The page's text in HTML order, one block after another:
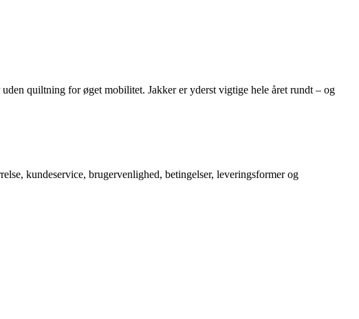
quiltning for øget mobilitet. Jakker er yderst vigtige hele året rundt – og
kundeservice, brugervenlighed, betingelser, leveringsformer og